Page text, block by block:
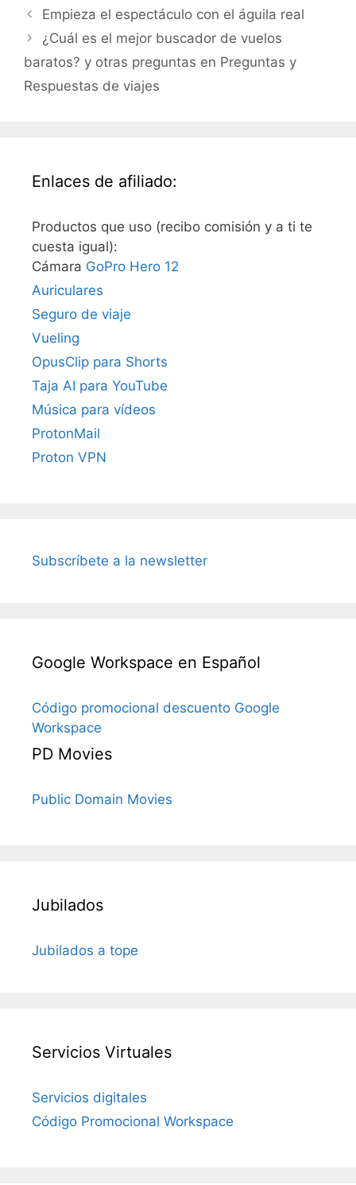
Empieza el espectáculo con el águila real
¿Cuál es el mejor buscador de vuelos
baratos? y otras preguntas en Preguntas y
Respuestas de viajes
Enlaces de afiliado:
Productos que uso (recibo comisión y a ti te
cuesta igual):
Cámara GoPro Hero 12
Auriculares
Seguro de viaje
Vueling
OpusClip para Shorts
Taja AI para YouTube
Música para vídeos
ProtonMail
Proton VPN
Subscríbete a la newsletter
Google Workspace en Español
Código promocional descuento Google
Workspace
PD Movies
Public Domain Movies
Jubilados
Jubilados a tope
Servicios Virtuales
Servicios digitales
Código Promocional Workspace